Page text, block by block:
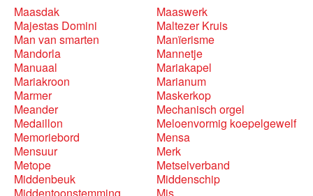
Maasdak
Maaswerk
Majestas Domini
Maltezer Kruis
Man van smarten
Manïerisme
Mandorla
Mannetje
Manuaal
Mariakapel
Mariakroon
Marianum
Marmer
Maskerkop
Meander
Mechanisch orgel
Medaillon
Meloenvormig koepelgewelf
Memoriebord
Mensa
Mensuur
Merk
Metope
Metselverband
Middenbeuk
Middenschip